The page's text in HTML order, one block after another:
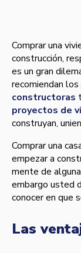
Comprar una
construcción,
es un gran
recomiendan
constructoras
proyectos de
construyan,
Comprar una
empezar a
mente de
embargo usted
conocer en que
Las